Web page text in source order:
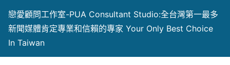
戀愛顧問工作室-PUA Consultant Studio:全台灣第一最多
新聞媒體肯定專業和信賴的專家 Your Only Best Choice
In Taiwan